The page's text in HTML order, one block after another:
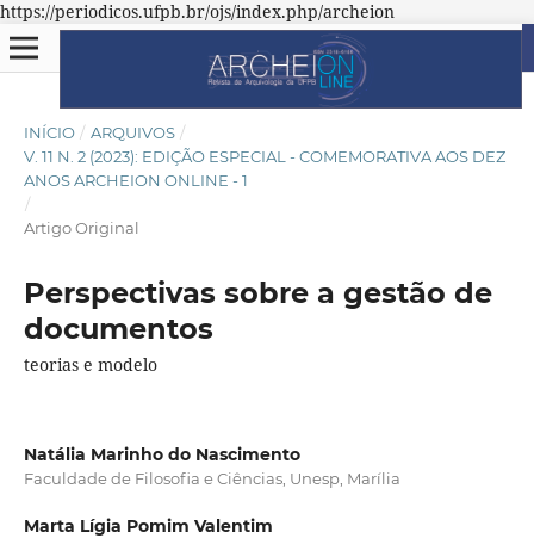
https://periodicos.ufpb.br/ojs/index.php/archeion
INÍCIO / ARQUIVOS /
V. 11 N. 2 (2023): EDIÇÃO ESPECIAL - COMEMORATIVA AOS DEZ
ANOS ARCHEION ONLINE - 1
/
Artigo Original
Perspectivas sobre a gestão de
documentos
teorias e modelo
Natália Marinho do Nascimento
Faculdade de Filosofia e Ciências, Unesp, Marília
Marta Lígia Pomim Valentim